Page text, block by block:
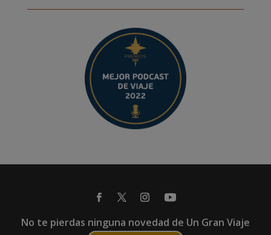
No te pierdas ninguna novedad de Un Gran Viaje